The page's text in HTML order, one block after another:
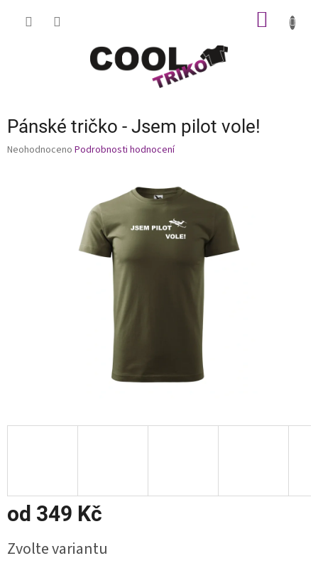
Pánské tričko - Jsem pilot vole!
Průměrné
Neohodnoceno Podrobnosti hodnocení
od 349 Kč
cena:
Zvolte variantu